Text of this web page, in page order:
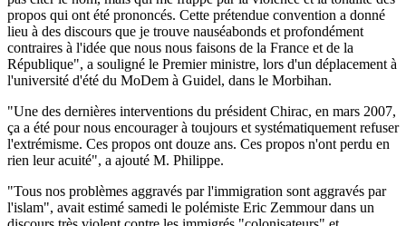
propos qui ont été prononcés. Cette prétendue convention a donné
lieu à des discours que je trouve nauséabonds et profondément
contraires à l'idée que nous nous faisons de la France et de la
République", a souligné le Premier ministre, lors d'un déplacement à
l'université d'été du MoDem à Guidel, dans le Morbihan.
"Une des dernières interventions du président Chirac, en mars 2007,
ça a été pour nous encourager à toujours et systématiquement refuser
l'extrémisme. Ces propos ont douze ans. Ces propos n'ont perdu en
rien leur acuité", a ajouté M. Philippe.
"Tous nos problèmes aggravés par l'immigration sont aggravés par
l'islam", avait estimé samedi le polémiste Eric Zemmour dans un